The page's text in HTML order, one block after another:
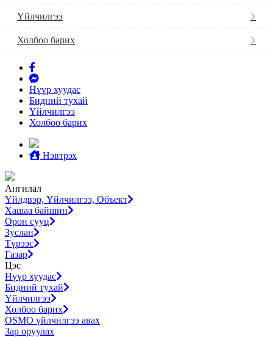
Үйлчилгээ
Холбоо барих
Нүүр хуудас
Бидний тухай
Үйлчилгээ
Холбоо барих
Нэвтрэх
Ангилал
Үйлдвэр, Үйлчилгээ, Объект
Хашаа байшин
Орон сууц
Зуслан
Түрээс
Газар
Цэс
Нүүр хуудас
Бидний тухай
Үйлчилгээ
Холбоо барих
OSMO үйлчилгээ авах
Зар оруулах